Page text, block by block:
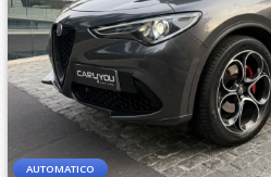
AUTOMATICO